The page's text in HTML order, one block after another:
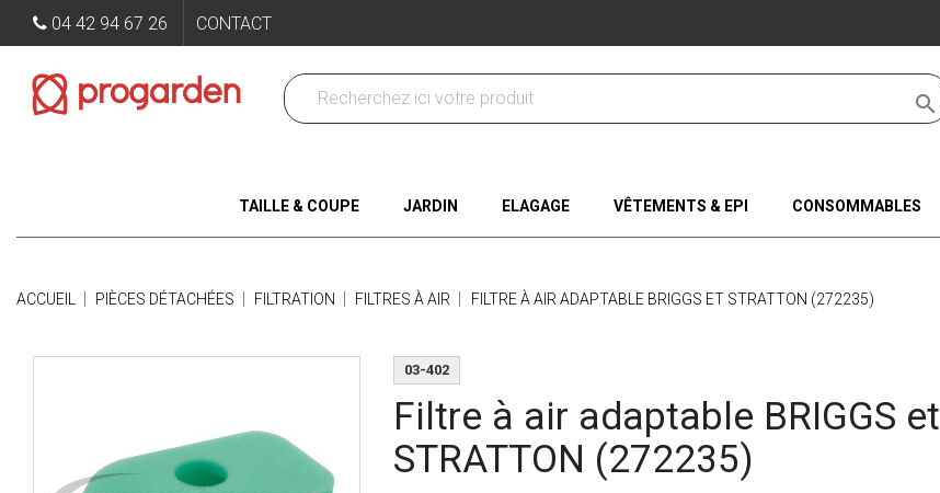
04 42 94 67 26 CONTACT

TAILLE & COUPE JARDIN ELAGAGE VÊTEMENTS & EPI CONSOMMABLES
ACCUEIL PIÈCES DÉTACHÉES FILTRATION FILTRES À AIR FILTRE À AIR ADAPTABLE BRIGGS ET STRATTON (272235)
03-402
Filtre à air adaptable BRIGGS et
STRATTON (272235)